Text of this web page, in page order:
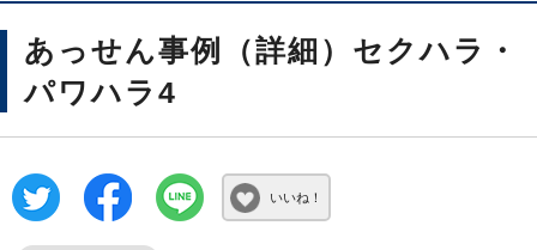
あっせん事例（詳細）セクハラ・
パワハラ4
いいね！